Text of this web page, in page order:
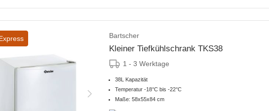
Bartscher
Kleiner Tiefkühlschrank TKS38
1 - 3 Werktage
38L Kapazität
Temperatur -18°C bis -22°C
Maße: 58x55x84 cm